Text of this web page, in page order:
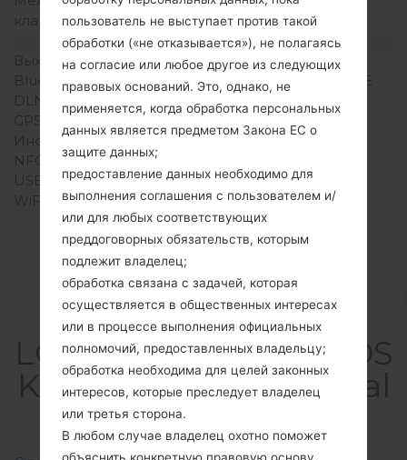
клавиатура
Интерфейсы
Выход для аудио
3.5mm jack
Bluetooth
Версия 4.1/4.2, A2DP, LE
DLNA
Нет
GPS
A-GPS, GLONASS
Инфракрасный порт
Нет
NFC
USB
microUSB 2.0 , OTG
WiFi
Wi-Fi802.11b/g/n, Wi-Fi
Direct, hotspot
Прошивки
LGK220DSK(LGK220DS
K) akaLG X Power Dual
TD-LTE
пользователь не выступает против такой
обработки («не отказывается»), не полагаясь
на согласие или любое другое из следующих
правовых оснований. Это, однако, не
применяется, когда обработка персональных
данных является предметом Закона ЕС о
защите данных;
предоставление данных необходимо для
выполнения соглашения с пользователем и/
или для любых соответствующих
преддоговорных обязательств, которым
подлежит владелец;
обработка связана с задачей, которая
осуществляется в общественных интересах
или в процессе выполнения официальных
полномочий, предоставленных владельцу;
обработка необходима для целей законных
интересов, которые преследует владелец
или третья сторона.
В любом случае владелец охотно поможет